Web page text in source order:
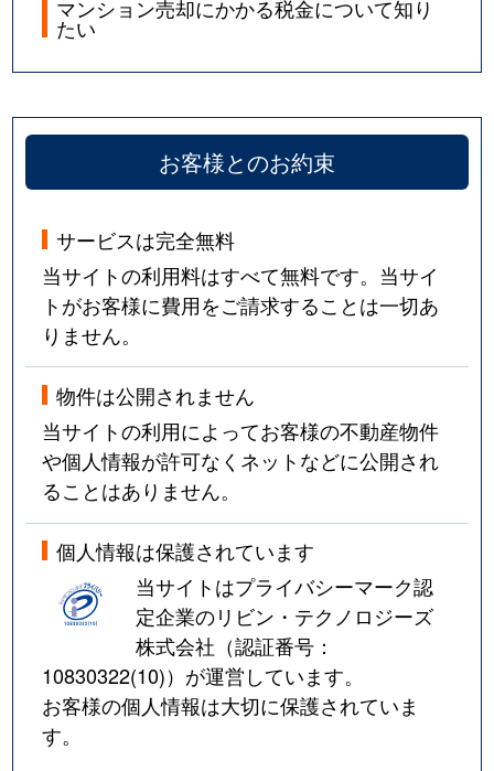
マンション売却にかかる税金について知り
たい
お客様とのお約束
サービスは完全無料
当サイトの利用料はすべて無料です。当サイ
トがお客様に費用をご請求することは一切あ
りません。
物件は公開されません
当サイトの利用によってお客様の不動産物件
や個人情報が許可なくネットなどに公開され
ることはありません。
個人情報は保護されています
当サイトはプライバシーマーク認
定企業のリビン・テクノロジーズ
株式会社（認証番号：
10830322(10)）が運営しています。
お客様の個人情報は大切に保護されていま
す。